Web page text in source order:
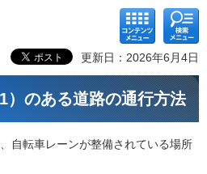
コンテ
ンツメ
ニュー
検索メ
ニュー
更新日：2026年6月4日
のある道路の通行方法
自転車レーンが整備されている場所